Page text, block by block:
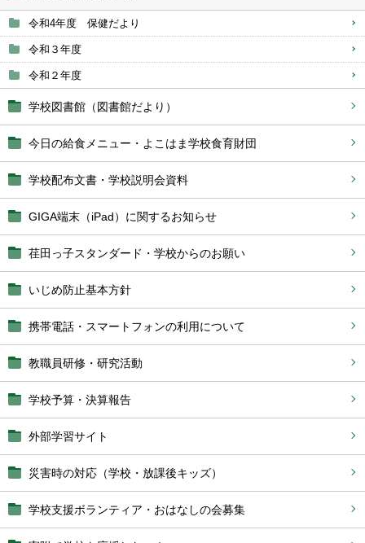
令和4年度 保健だより
令和３年度
令和２年度
学校図書館（図書館だより）
今日の給食メニュー・よこはま学校食育財団
学校配布文書・学校説明会資料
GIGA端末（iPad）に関するお知らせ
荏田っ子スタンダード・学校からのお願い
いじめ防止基本方針
携帯電話・スマートフォンの利用について
教職員研修・研究活動
学校予算・決算報告
外部学習サイト
災害時の対応（学校・放課後キッズ）
学校支援ボランティア・おはなしの会募集